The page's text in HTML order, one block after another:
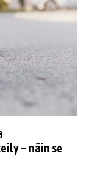
– näin se